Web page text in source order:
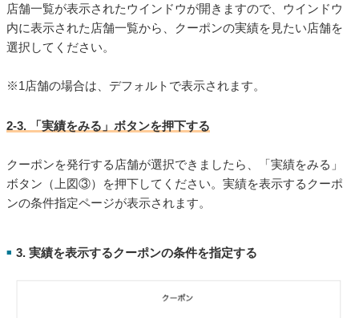
店舗一覧が表示されたウインドウが開きますので、ウインドウ
内に表示された店舗一覧から、クーポンの実績を見たい店舗を
選択してください。
※1店舗の場合は、デフォルトで表示されます。
2-3. 「実績をみる」ボタンを押下する
クーポンを発行する店舗が選択できましたら、「実績をみる」
ボタン（上図③）を押下してください。実績を表示するクーポ
ンの条件指定ページが表示されます。
■ 3. 実績を表示するクーポンの条件を指定する